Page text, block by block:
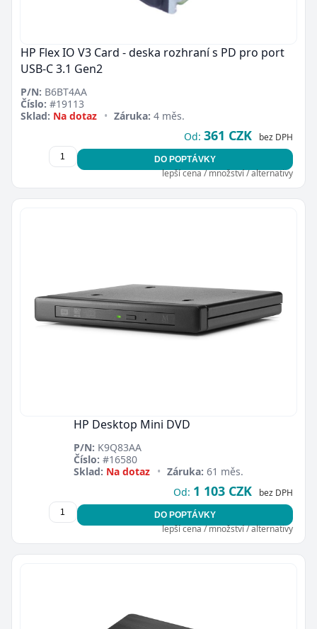
HP Flex IO V3 Card - deska rozhraní s PD pro port
USB-C 3.1 Gen2
P/N: B6BT4AA
Číslo: #19113
Sklad: Na dotaz • Záruka: 4 měs.
Od: 361 CZK bez DPH
DO POPTÁVKY
lepší cena / množství / alternativy
HP Desktop Mini DVD
P/N: K9Q83AA
Číslo: #16580
Sklad: Na dotaz • Záruka: 61 měs.
Od: 1 103 CZK bez DPH
DO POPTÁVKY
lepší cena / množství / alternativy